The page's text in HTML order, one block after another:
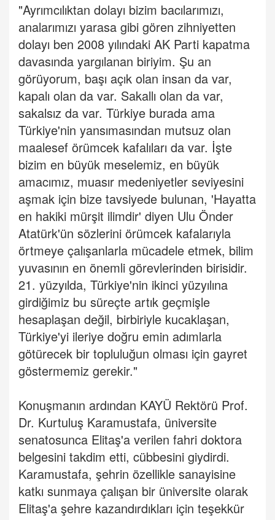
"Ayrımcılıktan dolayı bizim bacılarımızı,
analarımızı yarasa gibi gören zihniyetten
dolayı ben 2008 yılındaki AK Parti kapatma
davasında yargılanan biriyim. Şu an
görüyorum, başı açık olan insan da var,
kapalı olan da var. Sakallı olan da var,
sakalsız da var. Türkiye burada ama
Türkiye'nin yansımasından mutsuz olan
maalesef örümcek kafalıları da var. İşte
bizim en büyük meselemiz, en büyük
amacımız, muasır medeniyetler seviyesini
aşmak için bize tavsiyede bulunan, 'Hayatta
en hakiki mürşit ilimdir' diyen Ulu Önder
Atatürk'ün sözlerini örümcek kafalarıyla
örtmeye çalışanlarla mücadele etmek, bilim
yuvasının en önemli görevlerinden birisidir.
21. yüzyılda, Türkiye'nin ikinci yüzyılına
girdiğimiz bu süreçte artık geçmişle
hesaplaşan değil, birbiriyle kucaklaşan,
Türkiye'yi ileriye doğru emin adımlarla
götürecek bir topluluğun olması için gayret
göstermemiz gerekir."
Konuşmanın ardından KAYÜ Rektörü Prof.
Dr. Kurtuluş Karamustafa, üniversite
senatosunca Elitaş'a verilen fahri doktora
belgesini takdim etti, cübbesini giydirdi.
Karamustafa, şehrin özellikle sanayisine
katkı sunmaya çalışan bir üniversite olarak
Elitaş'a şehre kazandırdıkları için teşekkür